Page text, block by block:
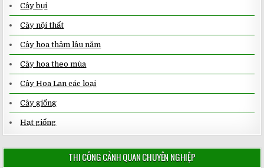
Cây bụi
Cây nội thất
Cây hoa thảm lâu năm
Cây hoa theo mùa
Cây Hoa Lan các loại
Cây giống
Hạt giống
THI CÔNG CẢNH QUAN CHUYÊN NGHIỆP